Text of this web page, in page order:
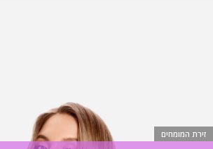
זירת המומחים